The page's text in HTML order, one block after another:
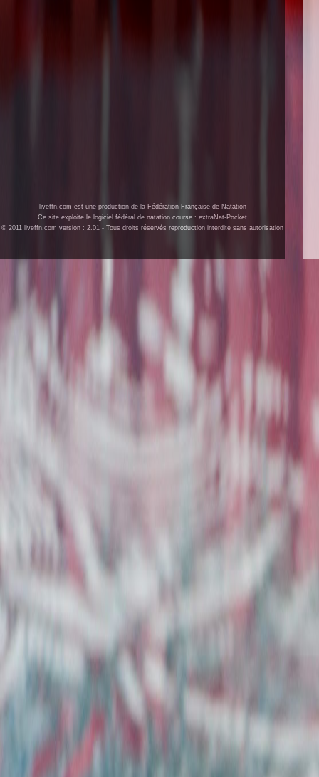
liveffn.com est une production de la Fédération Française de Natation
Ce site exploite le logiciel fédéral de natation course : extraNat-Pocket
© 2011 liveffn.com version : 2.01 - Tous droits réservés reproduction interdite sans autorisation